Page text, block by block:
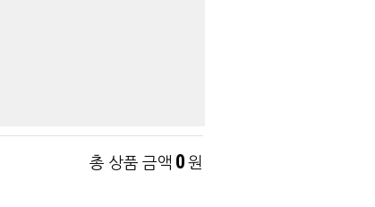
총 상품 금액 0원